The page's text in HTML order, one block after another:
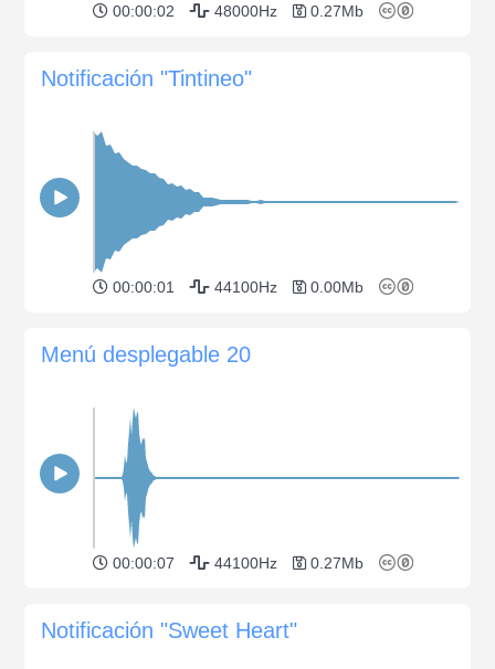
00:00:02 48000Hz 0.27Mb
Notificación "Tintineo"
00:00:01 44100Hz 0.00Mb
Menú desplegable 20
00:00:07 44100Hz 0.27Mb
Notificación "Sweet Heart"